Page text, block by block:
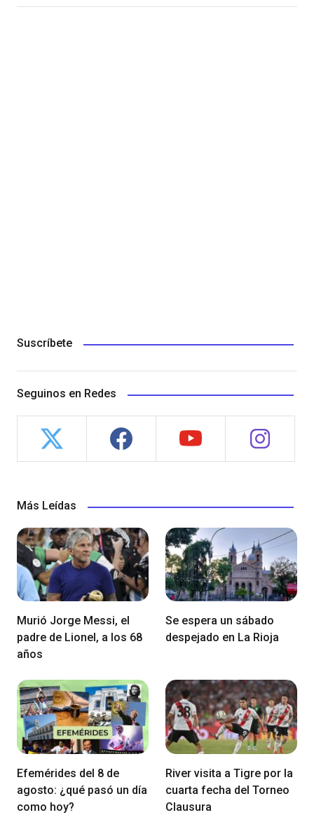
Suscríbete
Seguinos en Redes
Más Leídas
Murió Jorge Messi, el
padre de Lionel, a los 68
años
Se espera un sábado
despejado en La Rioja
Efemérides del 8 de
agosto: ¿qué pasó un día
como hoy?
River visita a Tigre por la
cuarta fecha del Torneo
Clausura